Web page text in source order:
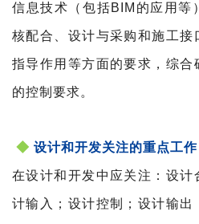
信息技术（包括BIM的应用等
核配合、设计与采购和施工接
指导作用等方面的要求，综合
的控制要求。
◆ 设计和开发关注的重点工作
在设计和开发中应关注：设
计输入；设计控制；设计输出